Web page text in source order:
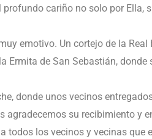
cariño no solo por Ella,
emotivo. Un cortejo de la
de San Sebastián,
donde unos vecinos
agradecemos su recibimiento y
todos los vecinos y vecinas que